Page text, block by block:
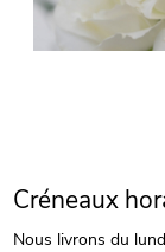
Créneaux
Nous livrons du